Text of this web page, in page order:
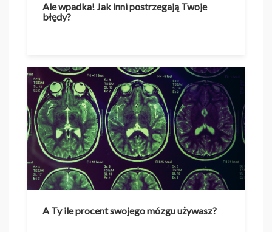
Ale wpadka! Jak inni postrzegają Twoje
błędy?
A Ty ile procent swojego mózgu używasz?